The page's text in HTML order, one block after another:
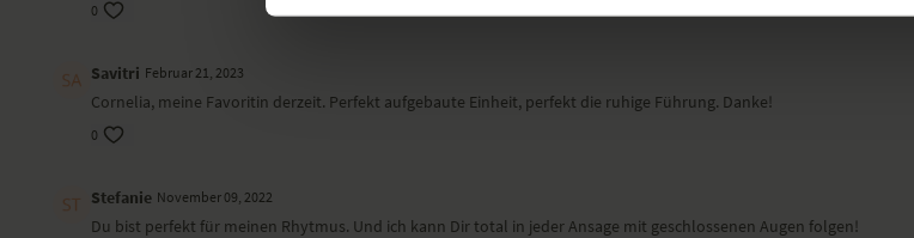
0
Savitri Februar 21, 2023
Cornelia, meine Favoritin derzeit. Perfekt aufgebaute Einheit, perfekt die ruhige Führung. Danke!
0
Stefanie November 09, 2022
Du bist perfekt für meinen Rhytmus. Und ich kann Dir total in jeder Ansage mit geschlossenen Augen folgen!